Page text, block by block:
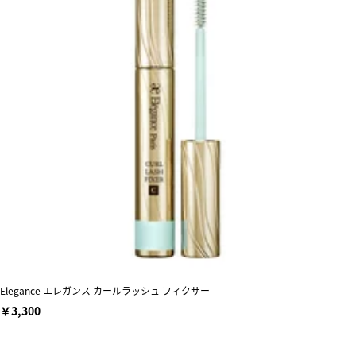
Elegance エレガンス カールラッシュ フィクサー
￥3,300